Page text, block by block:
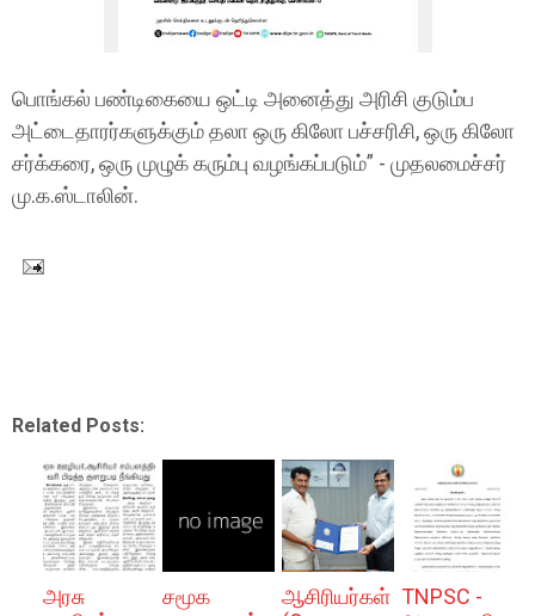
பொங்கல் பண்டிகையை ஒட்டி அனைத்து அரிசி குடும்ப
அட்டைதாரர்களுக்கும் தலா ஒரு கிலோ பச்சரிசி, ஒரு கிலோ
சர்க்கரை, ஒரு முழுக் கரும்பு வழங்கப்படும்” - முதலமைச்சர்
மு.க.ஸ்டாலின்.
Related Posts:
அரசு
சமூக
ஆசிரியர்கள் TNPSC -